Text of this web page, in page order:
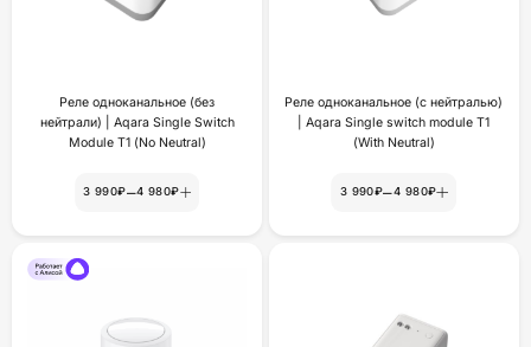
Реле одноканальное (без
нейтрали) | Aqara Single Switch
Module T1 (No Neutral)
3 990₽–4 980₽
Реле одноканальное (с нейтралью)
| Aqara Single switch module T1
(With Neutral)
3 990₽–4 980₽